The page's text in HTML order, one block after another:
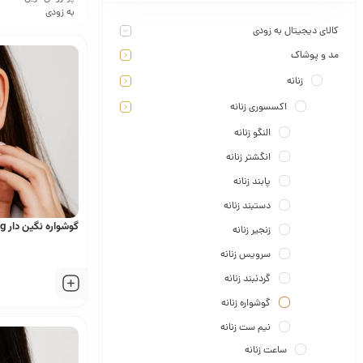
کالای دیجیتال به زودی
مد و پوشاک
زنانه
اکسسوری زنانه
النگو زنانه
انگشتر زنانه
پابند زنانه
دستبند زنانه
زنجیر زنانه
سرویس زنانه
گردنبند زنانه
گوشواره زنانه
نیم ست زنانه
ساعت زنانه
به زودی
گوشواره نگین دار Xuping